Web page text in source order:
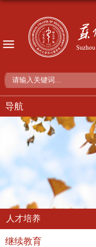
导航
人才培养
继续教育